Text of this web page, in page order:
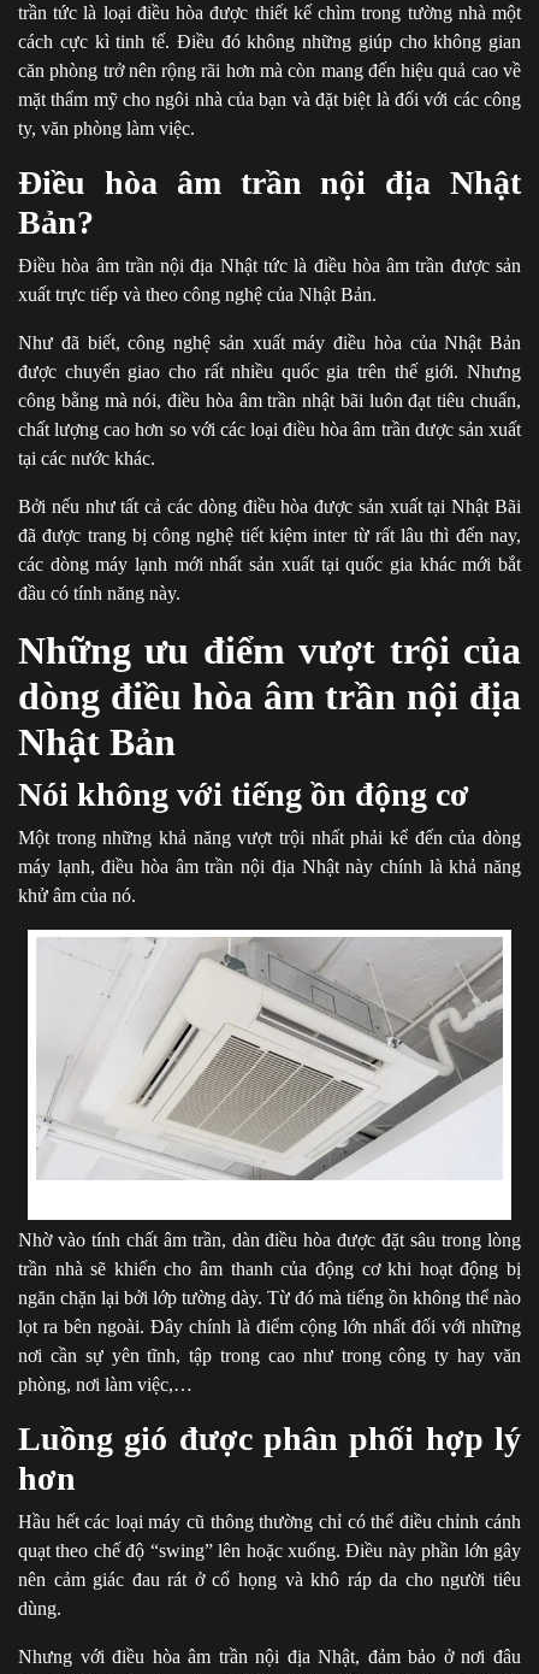
trần tức là loại điều hòa được thiết kế chìm trong tường nhà một
cách cực kì tinh tế. Điều đó không những giúp cho không gian
căn phòng trở nên rộng rãi hơn mà còn mang đến hiệu quả cao về
mặt thẩm mỹ cho ngôi nhà của bạn và đặt biệt là đối với các công
ty, văn phòng làm việc.
Điều hòa âm trần nội địa Nhật
Bản?
Điều hòa âm trần nội địa Nhật tức là điều hòa âm trần được sản
xuất trực tiếp và theo công nghệ của Nhật Bản.
Như đã biết, công nghệ sản xuất máy điều hòa của Nhật Bản
được chuyển giao cho rất nhiều quốc gia trên thế giới. Nhưng
công bằng mà nói, điều hòa âm trần nhật bãi luôn đạt tiêu chuẩn,
chất lượng cao hơn so với các loại điều hòa âm trần được sản xuất
tại các nước khác.
Bởi nếu như tất cả các dòng điều hòa được sản xuất tại Nhật Bãi
đã được trang bị công nghệ tiết kiệm inter từ rất lâu thì đến nay,
các dòng máy lạnh mới nhất sản xuất tại quốc gia khác mới bắt
đầu có tính năng này.
Những ưu điểm vượt trội của
dòng điều hòa âm trần nội địa
Nhật Bản
Nói không với tiếng ồn động cơ
Một trong những khả năng vượt trội nhất phải kể đến của dòng
máy lạnh, điều hòa âm trần nội địa Nhật này chính là khả năng
khử âm của nó.
Nhờ vào tính chất âm trần, dàn điều hòa được đặt sâu trong lòng
trần nhà sẽ khiến cho âm thanh của động cơ khi hoạt động bị
ngăn chặn lại bởi lớp tường dày. Từ đó mà tiếng ồn không thể nào
lọt ra bên ngoài. Đây chính là điểm cộng lớn nhất đối với những
nơi cần sự yên tĩnh, tập trong cao như trong công ty hay văn
phòng, nơi làm việc,…
Luồng gió được phân phối hợp lý
hơn
Hầu hết các loại máy cũ thông thường chỉ có thể điều chỉnh cánh
quạt theo chế độ “swing” lên hoặc xuống. Điều này phần lớn gây
nên cảm giác đau rát ở cổ họng và khô ráp da cho người tiêu
dùng.
Nhưng với điều hòa âm trần nội địa Nhật, đảm bảo ở nơi đâu